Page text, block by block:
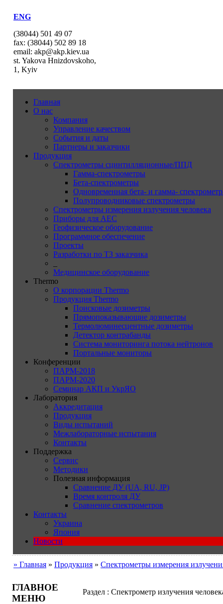
ENG
(38044) 501 49 07
fax: (38044) 502 89 18
email: akp@akp.kiev.ua
st. Yakova Hnizdovskoho,
1, Kyiv
Главная
О нас
Компания
Управление качеством
События и даты
Партнеры и заказчики
Продукция
Спектрометры сцинтилляционные/ППД
Гамма-спектрометры
Бета-спектрометры
Одновременная бета- и гамма-
Полупроводниковые спектрометры
Спектрометры измерения излучения человека
Приборы для АЕС
Геофизическое оборудование
Программное обеспечение
Проекты
Разработки по ТЗ заказчика
Медицинское оборудование
Thermo
О корпорации Thermo
Продукция Thermo
Поисковые дозиметры
Прямопоказывающие дозиметры
Термолюминесцентные дозиметры
Детектор контрабанды
Система мониторинга потока нейтронов
Портальные мониторы
Конференции
ПАРМ-2018
ПАРМ-2020
Семинар АКП и УкрЯО
Лаборатория
Аккредитация
Продукция
Виды испытаний
Межлабораторные испытания
Контакты
Поддержка
Сервис
Методики
Полезная информация
Сравнение ДУ (UA, RU, JP)
Время контроля ДУ
Сравнение спектрометров
Контакты
Украина
Япония
Новости
» Главная » Продукция » Cпектрометры измерения
ГЛАВНОЕ
МЕНЮ
Раздел : Спектрометр излучения